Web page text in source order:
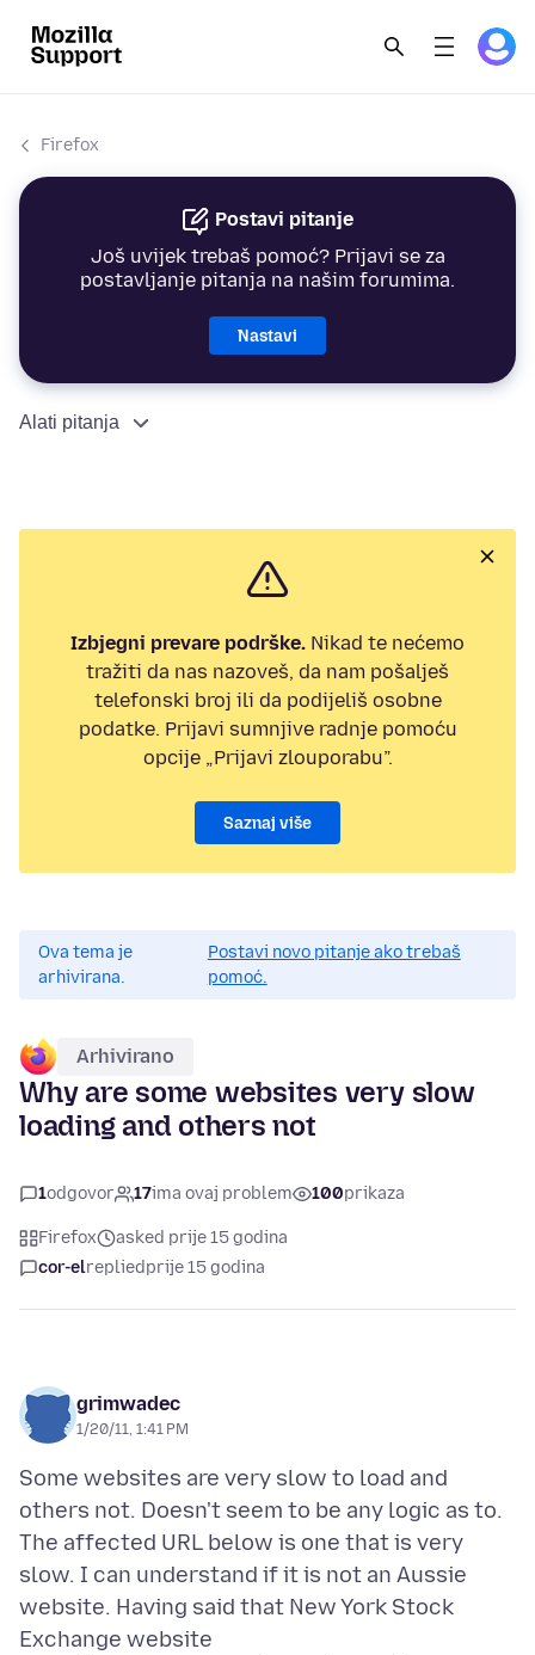
Firefox
Postavi pitanje
Još uvijek trebaš pomoć? Prijavi se za
postavljanje pitanja na našim forumima.
Nastavi
Alati pitanja
Izbjegni prevare podrške. Nikad te nećemo
tražiti da nas nazoveš, da nam pošalješ
telefonski broj ili da podijeliš osobne
podatke. Prijavi sumnjive radnje pomoću
opcije „Prijavi zlouporabu”.
Saznaj više
Ova tema je
arhivirana.
Postavi novo pitanje ako trebaš
pomoć.
Arhivirano
Why are some websites very slow
loading and others not
1odgovor 17ima ovaj problem 100prikaza
Firefox
asked prije 15 godina
cor-elrepliedprije 15 godina
grimwadec
1/20/11, 1:41 PM
Some websites are very slow to load and
others not. Doesn't seem to be any logic as to.
The affected URL below is one that is very
slow. I can understand if it is not an Aussie
website. Having said that New York Stock
Exchange website